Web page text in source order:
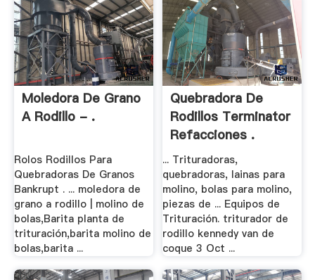
Moledora De Grano
A Rodillo - .
Rolos Rodillos Para
Quebradoras De Granos
Bankrupt . ... moledora de
grano a rodillo | molino de
bolas,Barita planta de
trituración,barita molino de
bolas,barita ...
Quebradora De
Rodillos Terminator
Refacciones .
... Trituradoras,
quebradoras, lainas para
molino, bolas para molino,
piezas de ... Equipos de
Trituración. triturador de
rodillo kennedy van de
coque 3 Oct ...